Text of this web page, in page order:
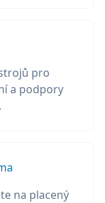
pro
a podpory
na placený